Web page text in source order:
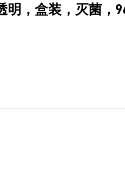
明，盒装，灭菌，